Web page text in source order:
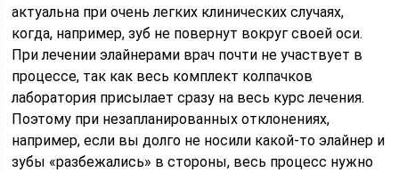
актуальна при очень легких клинических случаях,
когда, например, зуб не повернут вокруг своей оси.
При лечении элайнерами врач почти не участвует в
процессе, так как весь комплект колпачков
лаборатория присылает сразу на весь курс лечения.
Поэтому при незапланированных отклонениях,
например, если вы долго не носили какой-то элайнер и
зубы «разбежались» в стороны, весь процесс нужно